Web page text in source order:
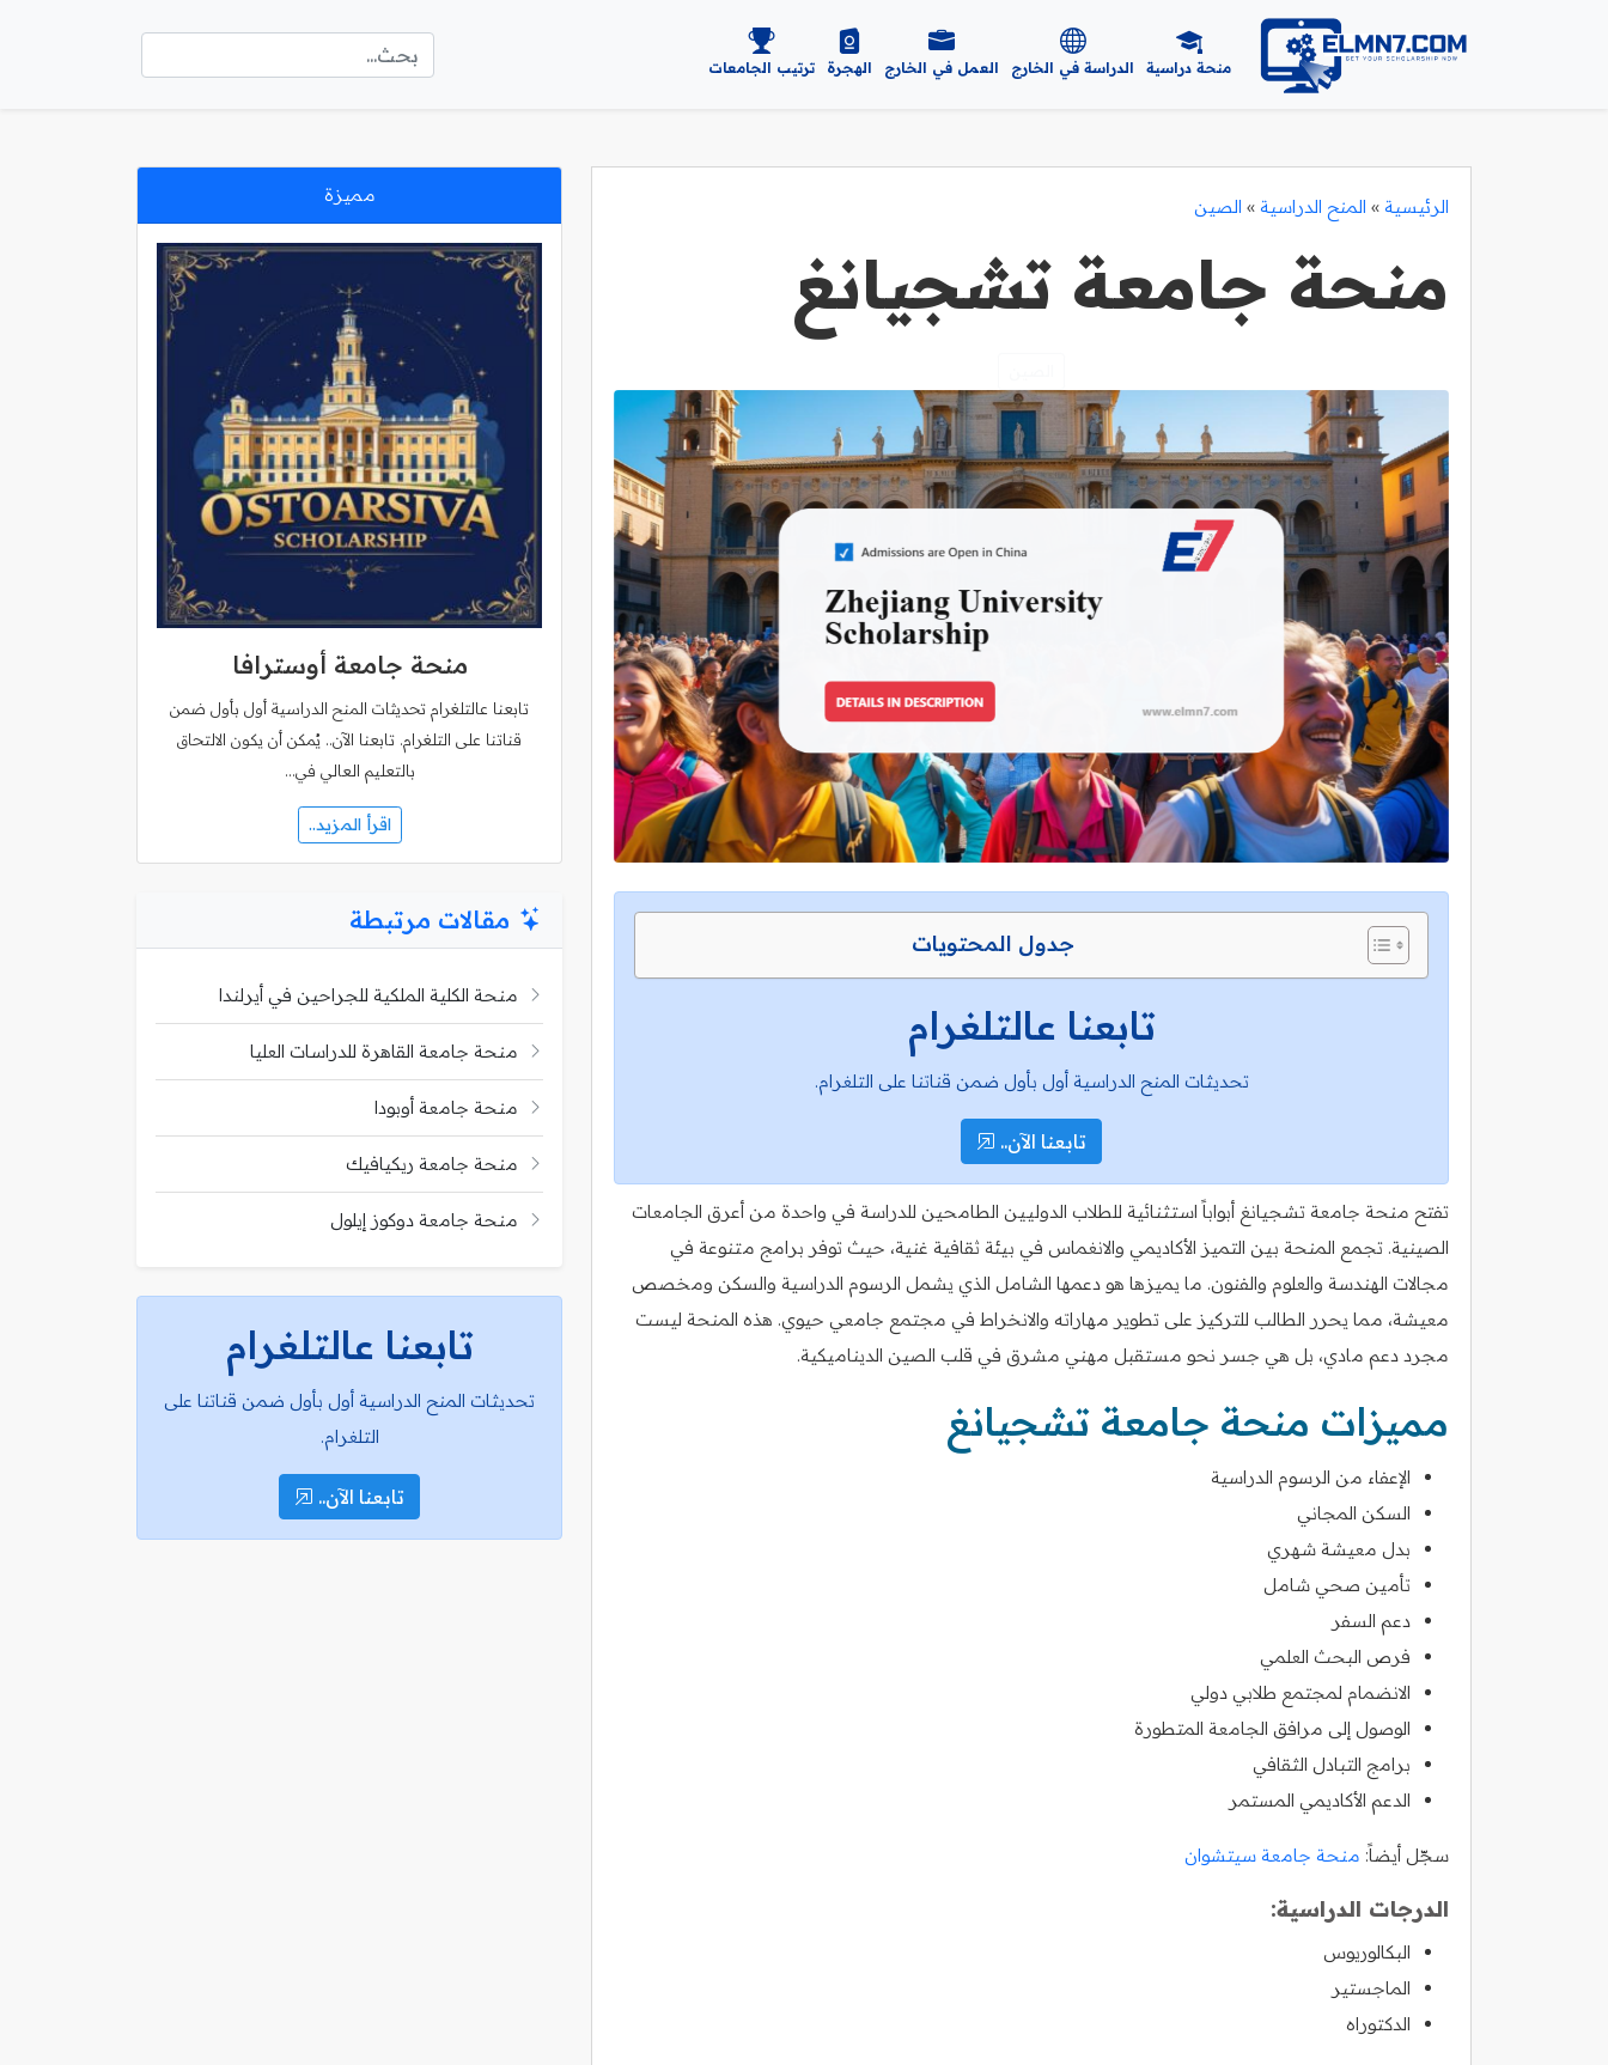
منحة دراسية الدراسة في الخارج العمل في الخارج الهجرة ترتيب الجامعات
الرئيسية » المنح الدراسية » الصين
منحة جامعة تشجيانغ
جدول المحتويات
تابعنا عالتلغرام
تحديثات المنح الدراسية أول بأول ضمن قناتنا على التلغرام.
تابعنا الآن..
تفتح منحة جامعة تشجيانغ أبواباً استثنائية للطلاب الدوليين الطامحين للدراسة في واحدة من أعرق الجامعات
الصينية. تجمع المنحة بين التميز الأكاديمي والانغماس في بيئة ثقافية غنية، حيث توفر برامج متنوعة في
مجالات الهندسة والعلوم والفنون. ما يميزها هو دعمها الشامل الذي يشمل الرسوم الدراسية والسكن ومخصص
معيشة، مما يحرر الطالب للتركيز على تطوير مهاراته والانخراط في مجتمع جامعي حيوي. هذه المنحة ليست
مجرد دعم مادي، بل هي جسر نحو مستقبل مهني مشرق في قلب الصين الديناميكية.
مميزات منحة جامعة تشجيانغ
الإعفاء من الرسوم الدراسية
السكن المجاني
بدل معيشة شهري
تأمين صحي شامل
دعم السفر
فرص البحث العلمي
الانضمام لمجتمع طلابي دولي
الوصول إلى مرافق الجامعة المتطورة
برامج التبادل الثقافي
الدعم الأكاديمي المستمر
سجّل أيضاً: منحة جامعة سيتشوان
الدرجات الدراسية:
البكالوريوس
الماجستير
الدكتوراه
مميزة
منحة جامعة أوسترافا
تابعنا عالتلغرام تحديثات المنح الدراسية أول بأول ضمن
قناتنا على التلغرام. تابعنا الآن.. يُمكن أن يكون الالتحاق
بالتعليم العالي في…
اقرأ المزيد..
مقالات مرتبطة
منحة الكلية الملكية للجراحين في أيرلندا
منحة جامعة القاهرة للدراسات العليا
منحة جامعة أوبودا
منحة جامعة ريكيافيك
منحة جامعة دوكوز إيلول
تابعنا عالتلغرام
تحديثات المنح الدراسية أول بأول ضمن قناتنا على
التلغرام.
تابعنا الآن..